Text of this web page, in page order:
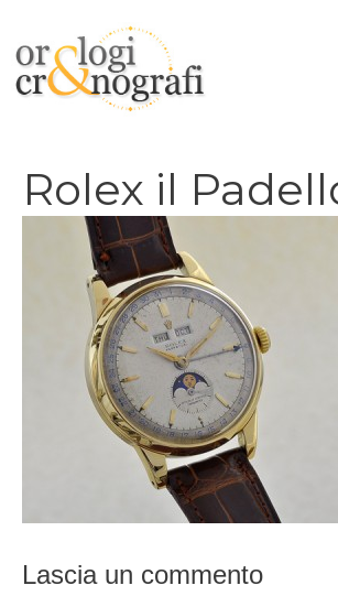
contenuto
Rolex il
Lascia un commento